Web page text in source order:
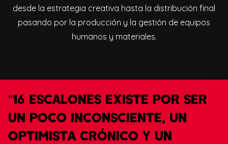
desde la estrategia creativa hasta la distribución final
pasando por la producción y la gestión de equipos
humanos y materiales.
“16 ESCALONES EXISTE POR SER
UN POCO INCONSCIENTE, UN
OPTIMISTA CRÓNICO Y UN